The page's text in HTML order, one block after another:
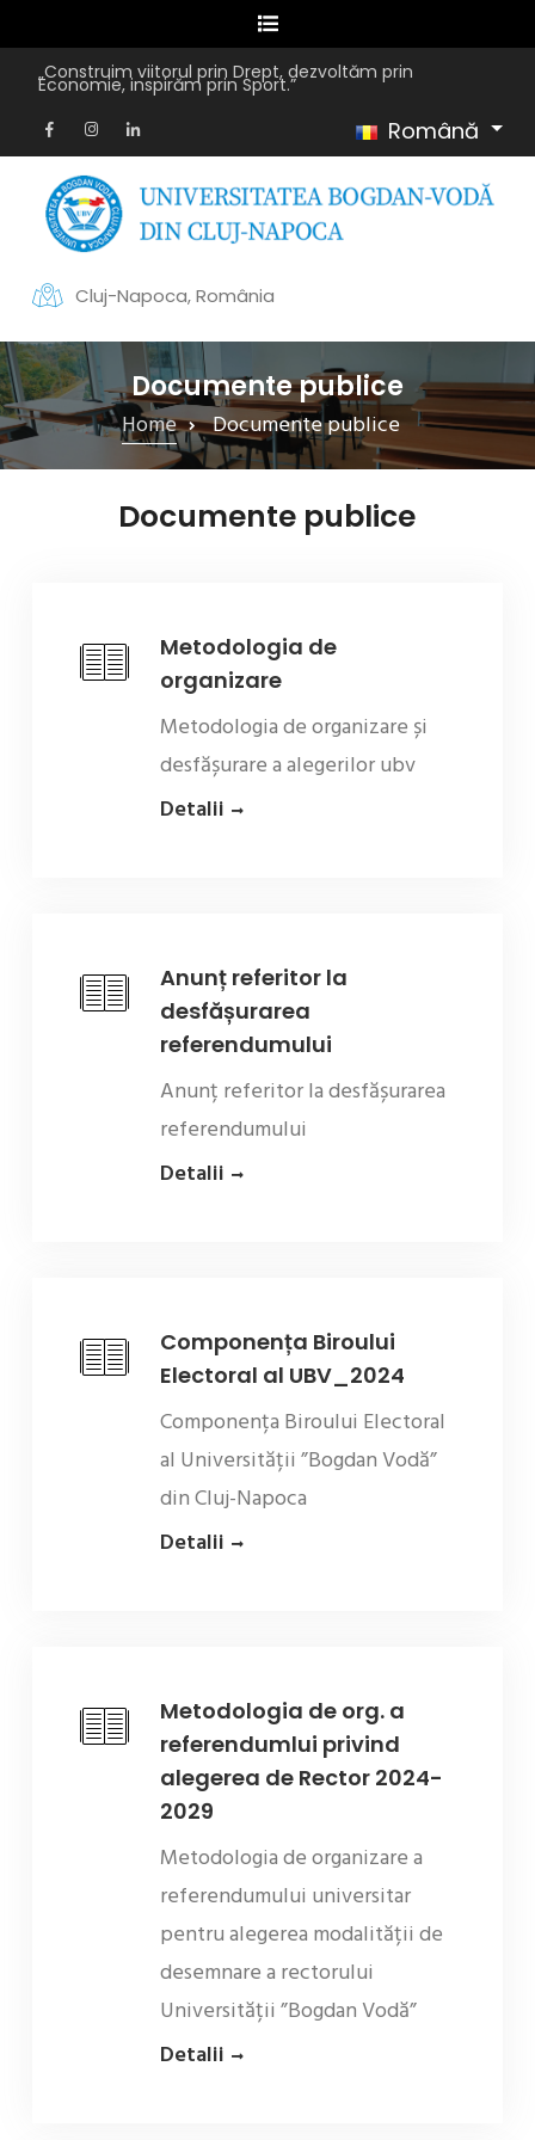
„Construim viitorul prin Drept, dezvoltăm prin
Economie, inspirăm prin Sport.”
Română
Cluj-Napoca, România
Documente publice
Home Documente publice
Documente publice
Metodologia de
organizare
Metodologia de organizare și
desfășurare a alegerilor ubv
Detalii
Anunț referitor la
desfășurarea
referendumului
Anunț referitor la desfășurarea
referendumului
Detalii
Componența Biroului
Electoral al UBV_2024
Componența Biroului Electoral
al Universității ”Bogdan Vodă”
din Cluj-Napoca
Detalii
Metodologia de org. a
referendumlui privind
alegerea de Rector 2024-
2029
Metodologia de organizare a
referendumului universitar
pentru alegerea modalității de
desemnare a rectorului
Universității ”Bogdan Vodă”
Detalii